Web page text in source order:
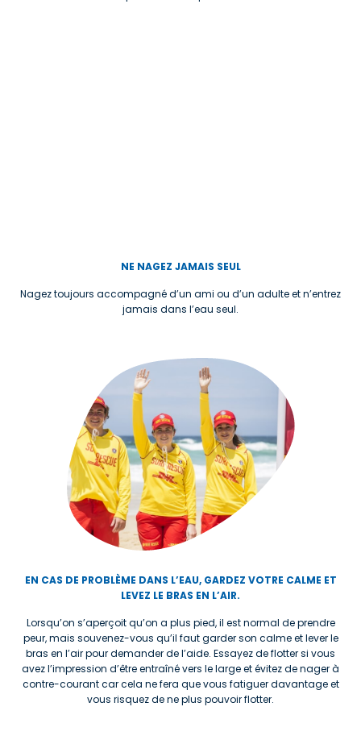
NE NAGEZ JAMAIS SEUL
Nagez toujours accompagné d’un ami ou d’un adulte et n’entrez
jamais dans l’eau seul.
EN CAS DE PROBLÈME DANS L’EAU, GARDEZ VOTRE CALME ET
LEVEZ LE BRAS EN L’AIR.
Lorsqu’on s’aperçoit qu’on a plus pied, il est normal de prendre
peur, mais souvenez-vous qu’il faut garder son calme et lever le
bras en l’air pour demander de l’aide. Essayez de flotter si vous
avez l’impression d’être entraîné vers le large et évitez de nager à
contre-courant car cela ne fera que vous fatiguer davantage et
vous risquez de ne plus pouvoir flotter.